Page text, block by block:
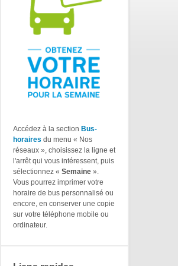
Accédez à la section Bus-
horaires du menu « Nos
réseaux », choisissez la ligne et
l'arrêt qui vous intéressent, puis
sélectionnez « Semaine ».
Vous pourrez imprimer votre
horaire de bus personnalisé ou
encore, en conserver une copie
sur votre téléphone mobile ou
ordinateur.